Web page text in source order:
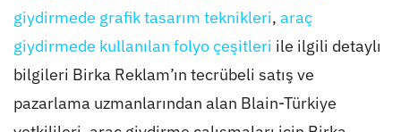
giydirmede grafik tasarım teknikleri, araç
giydirmede kullanılan folyo çeşitleri ile ilgili detaylı
bilgileri Birka Reklam’ın tecrübeli satış ve
pazarlama uzmanlarından alan Blain-Türkiye